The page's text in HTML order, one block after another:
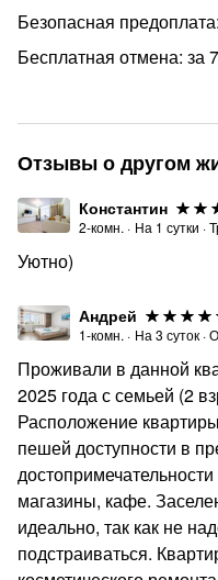
Безопасная
Бесплатная отмена: за
Отзывы о другом
Константин
2-комн. · На 1 сутки ·
Уютно)
Андрей
1-комн. · На 3 суток ·
Проживали в данной
2025 года с семьей (2
Расположение
пешей доступности в
магазины, кафе.
идеально, так как не
подстраиваться.